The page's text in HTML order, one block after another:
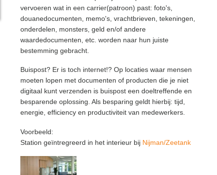
vervoeren wat in een carrier(patroon) past: foto's,
douanedocumenten, memo's, vrachtbrieven, tekeningen,
onderdelen, monsters, geld en/of andere
waardedocumenten, etc. worden naar hun juiste
bestemming gebracht.
Buispost? Er is toch internet!? Op locaties waar mensen
moeten lopen met documenten of producten die je niet
digitaal kunt verzenden is buispost een doeltreffende en
besparende oplossing. Als besparing geldt hierbij: tijd,
energie, efficiency en productiviteit van medewerkers.
Voorbeeld:
Station geïntregreerd in het interieur bij Nijman/Zeetank